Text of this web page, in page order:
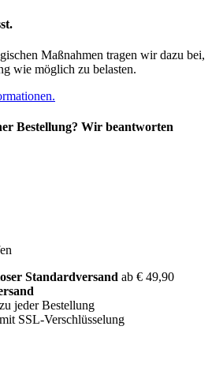
Maßnahmen tragen wir dazu bei,
wie möglich zu belasten.
Bestellung? Wir beantworten
Standardversand ab € 49,90
zu jeder Bestellung
mit SSL-Verschlüsselung